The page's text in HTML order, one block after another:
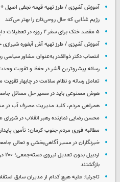
آموزش آشپزی / طرز تهیه قیمه نجفی اصیل +
رژیم غذایی که حال روحی‌تان را بهتر می‌کند
۵ مقصد خنک برای سفر ۲ روزه در تعطیلات داغ تابستانی
آموزش آشپزی / طرز تهیه آش آبغوره
انتصاب دکتر ذوالقدر به‌عنوان مشاور سیاسی
رسانه پیشروترین قشر در حفظ و تقویت
تعامل رسانه و نظام سلامت در چابهار
هوش مصنوعی باید در مسیر حل مسائل
همراهی مردم، کلید مدیریت مصرف آب در
محسن رضایی نماینده رهبر انقلاب در
مطالبه فوری مردم جنوب کرمان؛ تأمین
خبرنگاران در مسیر آگاهی‌بخشی و تعالی
بازگشتند
تاجرنیا: علیه هیچ کدام از مدیران سابق